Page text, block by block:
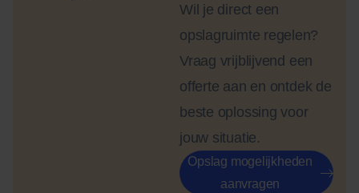
Wil je direct een
opslagruimte regelen?
Vraag vrijblijvend een
offerte aan en ontdek de
beste oplossing voor
jouw situatie.
Opslag mogelijkheden
aanvragen